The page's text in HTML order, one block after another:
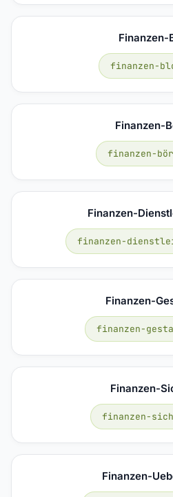
Finanzen-
finanzen-
Finanzen-
finanzen-
Finanzen-
finanzen-
Finanzen-
finanzen-
Finanzen-
finanzen-
Finanzen-